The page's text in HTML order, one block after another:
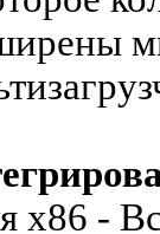
x86 -